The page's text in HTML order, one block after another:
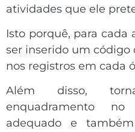
atividades que ele
Isto porquê, para cada
ser inserido um
nos registros em cada
Além disso,
enquadramento
adequado e